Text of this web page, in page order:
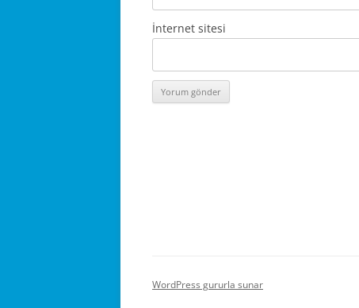
İnternet sitesi
WordPress gururla sunar